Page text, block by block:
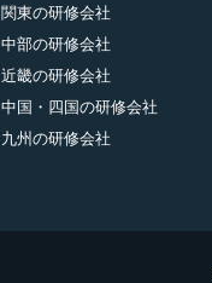
関東の研修会社
中部の研修会社
近畿の研修会社
中国・四国の研修会社
九州の研修会社